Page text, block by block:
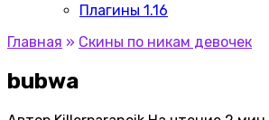
Плагины 1.16
Главная » Скины по никам девочек
bubwa